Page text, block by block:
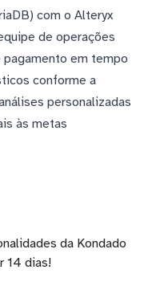
com o Alteryx
de operações
em tempo
conforme a
personalizadas
às metas
da Kondado
14 dias!